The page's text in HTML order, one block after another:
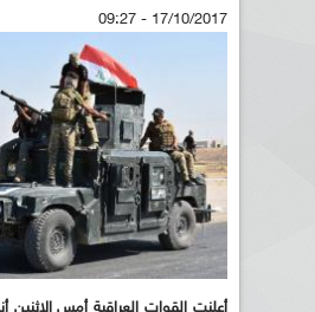
17/10/2017 - 09:27
أعلنت القوات العراقية أمس الاثنين